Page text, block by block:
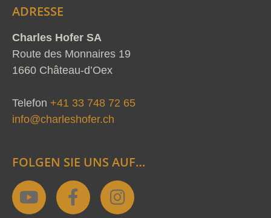
ADRESSE
Charles Hofer SA
Route des Monnaires 19
1660 Château-d’Oex
Telefon +41 33 748 72 65
info@charleshofer.ch
FOLGEN SIE UNS AUF…
Y
o
F
a
I
n